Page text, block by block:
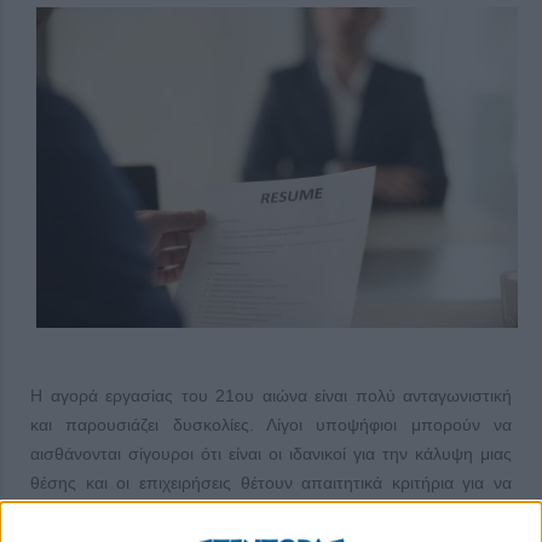
Η αγορά εργασίας του 21ου αιώνα είναι πολύ ανταγωνιστική
και παρουσιάζει δυσκολίες. Λίγοι υποψήφιοι μπορούν να
αισθάνονται σίγουροι ότι είναι οι ιδανικοί για την κάλυψη μιας
θέσης και οι επιχειρήσεις θέτουν απαιτητικά κριτήρια για να